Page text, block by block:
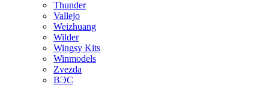
Thunder
Vallejo
Weizhuang
Wilder
Wingsy Kits
Winmodels
Zvezda
ВЭС